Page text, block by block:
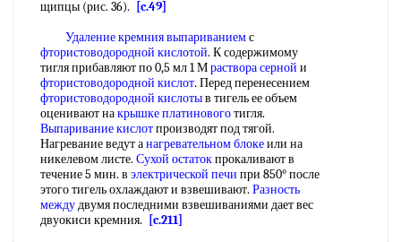
щипцы (рис. 36).
[c.49]
Удаление кремния выпариваниемс
фтористоводородной кислотой. К содержимому
тигля прибавляют по 0,5 мл 1 Мраствора серной и
фтористоводородной кислот. Перед перенесением
фтористоводородной кислотыв тигель ее объем
оценивают накрышке платиновоготигля.
Выпаривание кислотпроизводят под тягой.
Нагревание ведут анагревательном блокеили на
никелевом листе. Сухой остатокпрокаливают в
течение 5 мин. в электрической печи при 850° после
этого тигель охлаждают и взвешивают. Разность
междудвумя последними взвешиваниями дает вес
двуокиси кремния.
[c.211]